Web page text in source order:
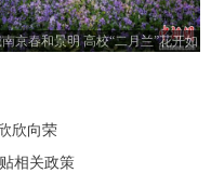
京春和景明 高校“二月兰”花开如
欣向荣
相关政策